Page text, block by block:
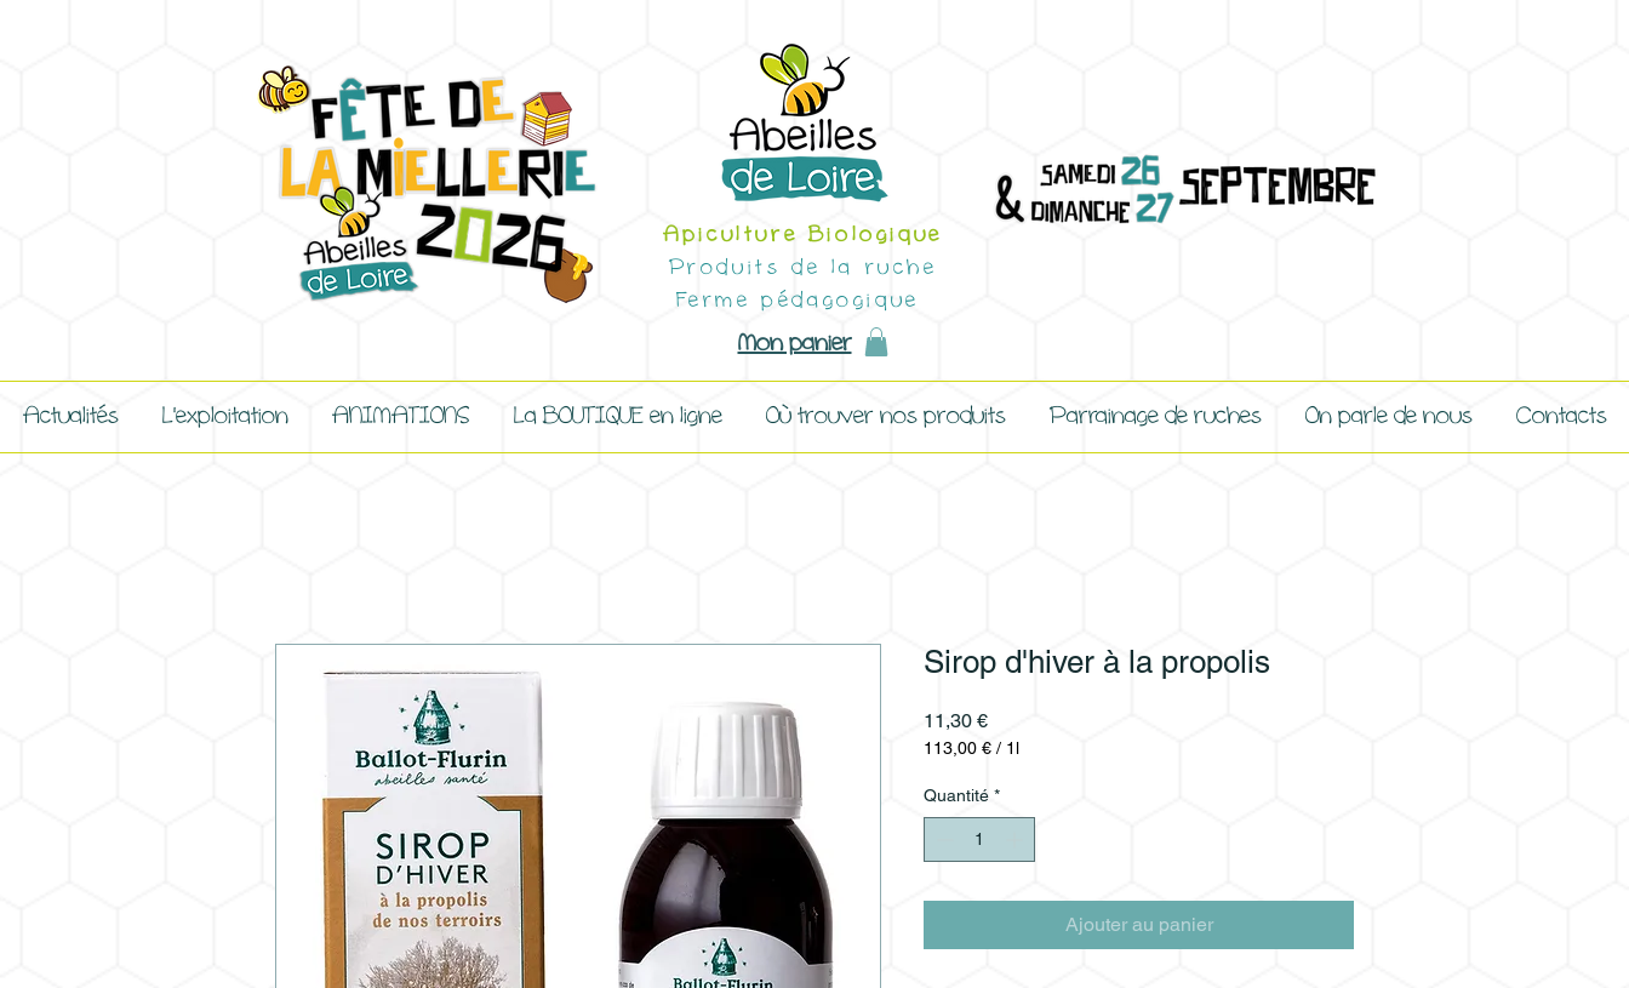
Apiculture Biologique
Produits de la ruche
Ferme pédagogique
Mon panier
Actualités L'exploitation ANIMATIONS La BOUTIQUE en ligne Où trouver nos produits Parrainage de ruches On parle de nous Contacts
Sirop d'hiver à la propolis
11,30 €Prix
113,00 € / 1l
pour
1
Quantité *
Ajouter au panier